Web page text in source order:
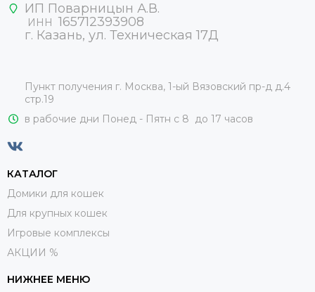
ИП Поварницын А.В.
ИНН 165712393908
г. Казань, ул. Техническая 17Д
Пункт получения г. Москва, 1-ый Вязовский пр-д д.4
стр.19
в рабочие дни Понед - Пятн с 8 до 17 часов
КАТАЛОГ
Домики для кошек
Для крупных кошек
Игровые комплексы
АКЦИИ %
НИЖНЕЕ МЕНЮ